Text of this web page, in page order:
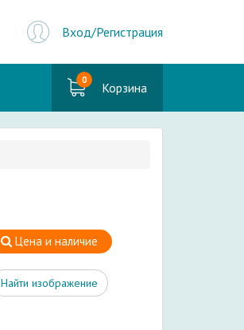
Вход/Регистрация
0 Корзина
Цена и наличие
Найти изображение